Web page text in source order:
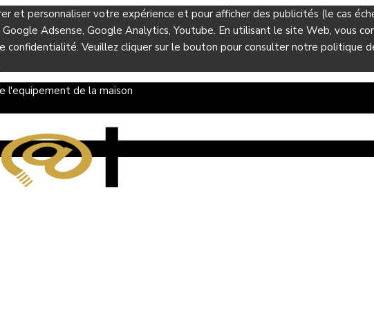
et personnaliser votre expérience et pour afficher des publicités (le cas
Adsense, Google Analytics, Youtube. En utilisant le site Web, vous
confidentialité. Veuillez cliquer sur le bouton pour consulter notre politique
l'equipement de la maison